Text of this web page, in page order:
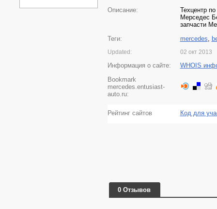
Описание:
Техцентр
Мерседес
запчасти
Теги:
mercedes,
Updated: 02 окт 2013
Информация о сайте:
WHOIS
Bookmark
mercedes.entusiast-
auto.ru:
Рейтинг сайтов Код для
0 Отзывов